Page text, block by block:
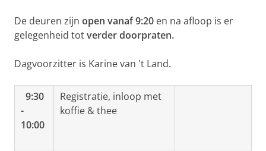
De deuren zijn open vanaf 9:20 en na afloop is er
gelegenheid totverder doorpraten.
Dagvoorzitter is Karine van 't Land.
9:30
-
10:00
Registratie, inloop met
koffie & thee